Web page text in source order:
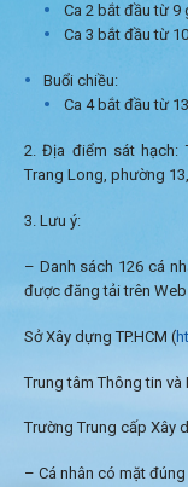
Ca 2 bắt đầu từ 9
Ca 3 bắt đầu từ
Buổi chiều:
Ca 4 bắt đầu từ
2. Địa điểm sát hạch:
Trang Long, phường
3. Lưu ý:
– Danh sách 126 cá
được đăng tải trên
Sở Xây dựng TP.HCM (
Trung tâm Thông tin và
Trường Trung cấp Xây
– Cá nhân có mặt